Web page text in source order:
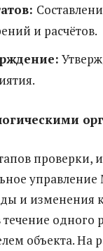
и расчётов.
проверки,
и изменения
одного
объекта. На